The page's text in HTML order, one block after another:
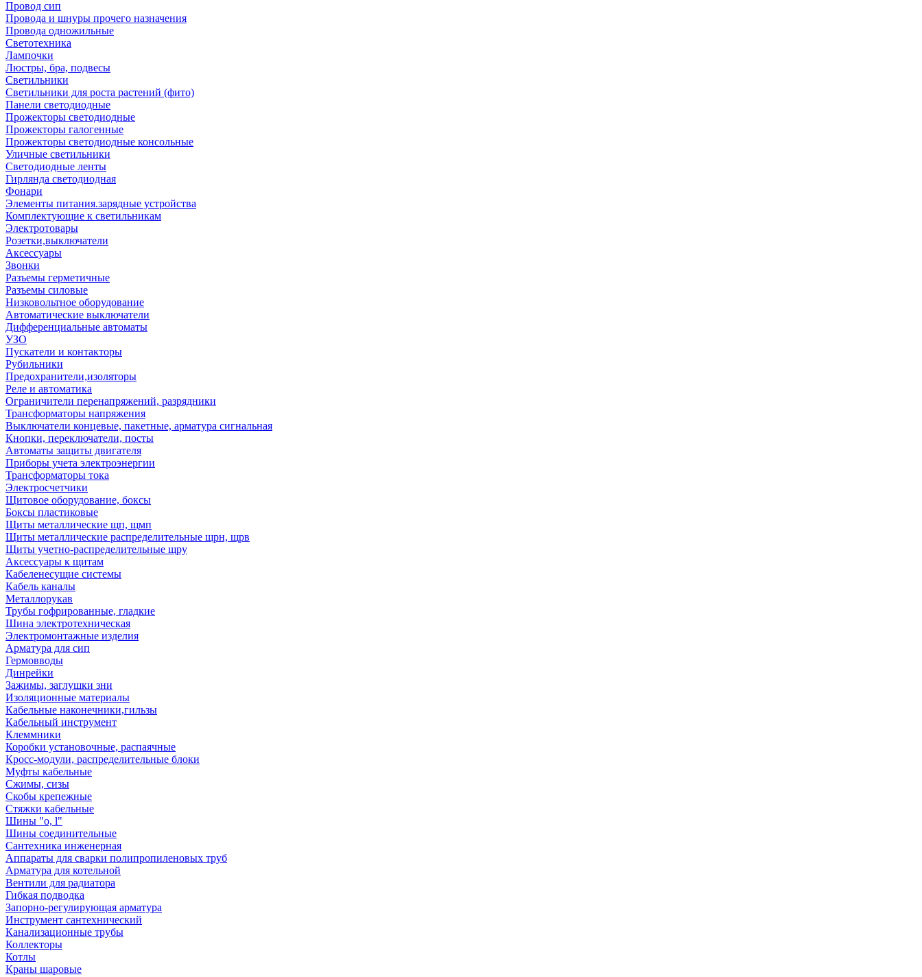
Провод сип
Провода и шнуры прочего назначения
Провода одножильные
Светотехника
Лампочки
Люстры, бра, подвесы
Светильники
Светильники для роста растений (фито)
Панели светодиодные
Прожекторы светодиодные
Прожекторы галогенные
Прожекторы светодиодные консольные
Уличные светильники
Светодиодные ленты
Гирлянда светодиодная
Фонари
Элементы питания.зарядные устройства
Комплектующие к светильникам
Электротовары
Розетки,выключатели
Аксессуары
Звонки
Разъемы герметичные
Разъемы силовые
Низковольтное оборудование
Автоматические выключатели
Дифференциальные автоматы
УЗО
Пускатели и контакторы
Рубильники
Предохранители,изоляторы
Реле и автоматика
Ограничители перенапряжений, разрядники
Трансформаторы напряжения
Выключатели концевые, пакетные, арматура сигнальная
Кнопки, переключатели, посты
Автоматы защиты двигателя
Приборы учета электроэнергии
Трансформаторы тока
Электросчетчики
Щитовое оборудование, боксы
Боксы пластиковые
Щиты металлические щп, щмп
Щиты металлические распределительные щрн, щрв
Щиты учетно-распределительные щру
Аксессуары к щитам
Кабеленесущие системы
Кабель каналы
Металлорукав
Трубы гофрированные, гладкие
Шина электротехническая
Электромонтажные изделия
Арматура для сип
Гермовводы
Динрейки
Зажимы, заглушки зни
Изоляционные материалы
Кабельные наконечники,гильзы
Кабельный инструмент
Клеммники
Коробки установочные, распаячные
Кросс-модули, распределительные блоки
Муфты кабельные
Сжимы, сизы
Скобы крепежные
Стяжки кабельные
Шины "o, l"
Шины соединительные
Сантехника инженерная
Аппараты для сварки полипропиленовых труб
Арматура для котельной
Вентили для радиатора
Гибкая подводка
Запорно-регулирующая арматура
Инструмент сантехнический
Канализационные трубы
Коллекторы
Котлы
Краны шаровые